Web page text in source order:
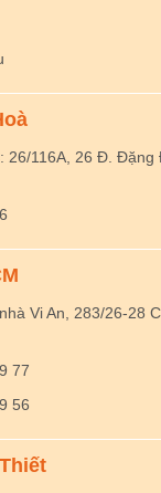
26/116A, 26 Đ. Đặng
Vi An, 283/26-28
77
56